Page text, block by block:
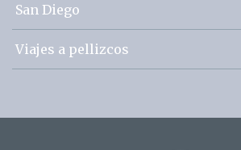
San Diego
Viajes a pellizcos